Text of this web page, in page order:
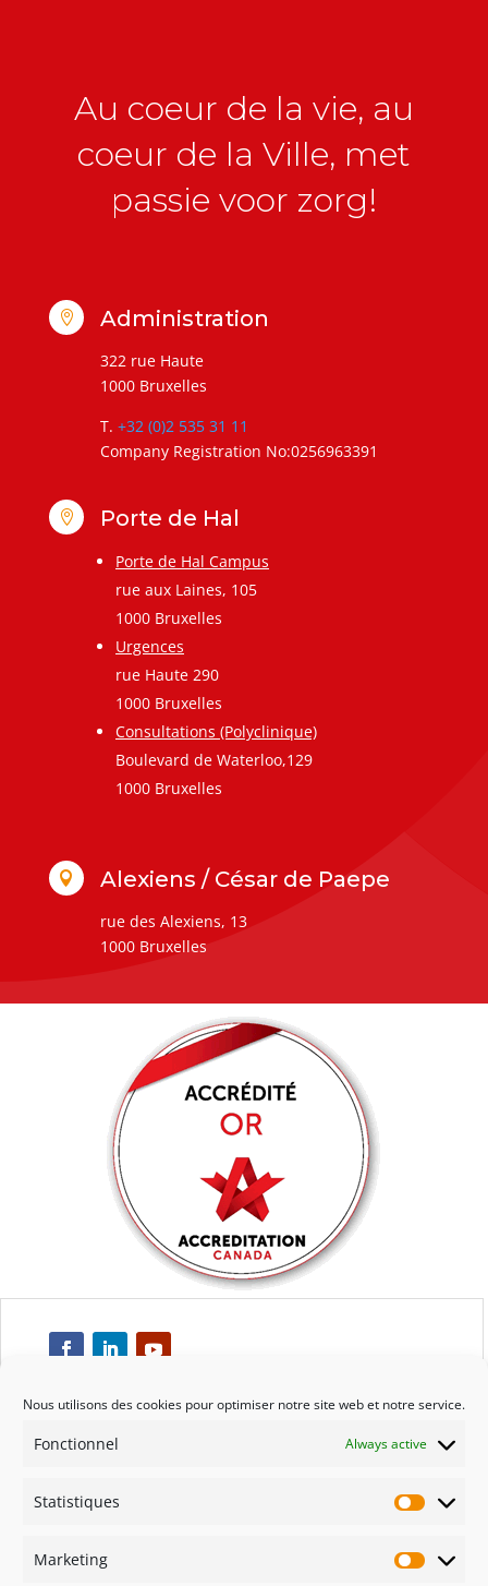
Nous utilisons des cookies pour optimiser notre site web et notre service.
Fonctionnel Always active
Statistiques
Marketing
Au coeur de la vie, au
coeur de la Ville, met
passie voor zorg!
 Administration
322 rue Haute
1000 Bruxelles
T. +32 (0)2 535 31 11
Company Registration No:0256963391
 Porte de Hal
Porte de Hal Campus
rue aux Laines, 105
1000 Bruxelles
Urgences
rue Haute 290
1000 Bruxelles
Consultations (Polyclinique)
Boulevard de Waterloo,129
1000 Bruxelles
 Alexiens / César de Paepe
rue des Alexiens, 13
1000 Bruxelles
Respect
Engagement
Qualité